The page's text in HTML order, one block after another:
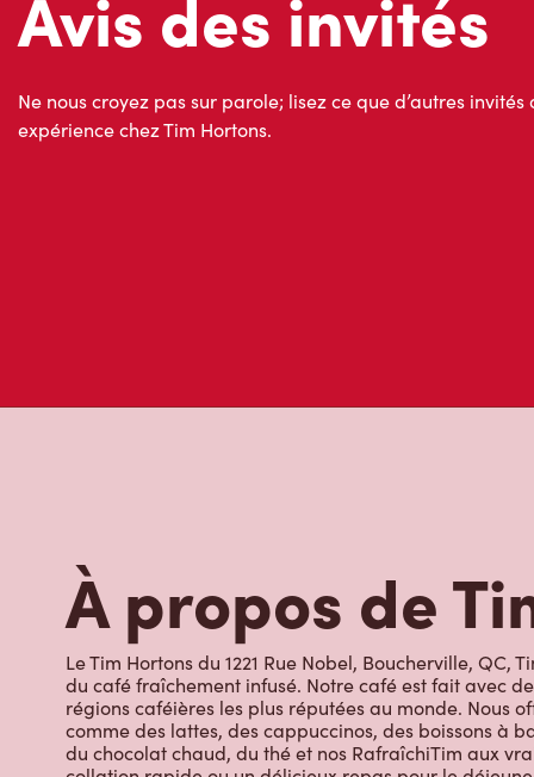
Avis des invités
Ne nous croyez pas sur parole; lisez ce que d’autres
À propos de
Le Tim Hortons du 1221 Rue Nobel, Boucherville, QC,
du café fraîchement infusé. Notre café est fait avec